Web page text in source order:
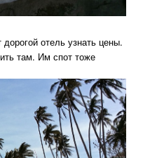
отель узнать цены.
там. Им спот тоже